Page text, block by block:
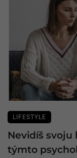
LIFESTYLE
Nevidíš
týmto